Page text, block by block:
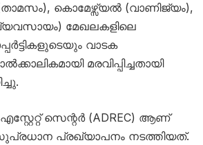
കൊമേഴ്സ്യൽ (വാണിജ്യം),
മേഖലകളിലെ
വാടക
മരവിപ്പിച്ചതായി
സെന്റർ (ADREC) ആണ്
പ്രഖ്യാപനം നടത്തിയത്.